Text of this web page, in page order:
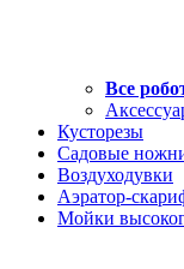
Все
Кусторезы
Садовые
Воздуходувки
Аэратор-
Мойки